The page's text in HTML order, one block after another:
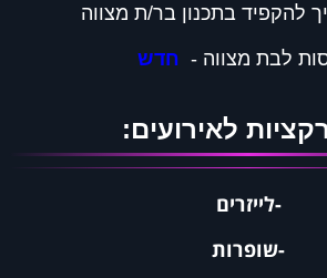
להקפיד בתכנון בר/ת מצווה
לבת מצווה - חדש
לאירועים:
-לייזרים
​​​​​-שופרות